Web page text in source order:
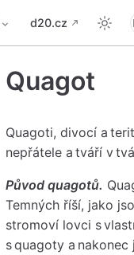
d20.cz
Quagot
Quagoti, divocí a
nepřátele a tváří v
Původ quagotů.
Temných říší, jako
stromoví lovci s
s quagoty a